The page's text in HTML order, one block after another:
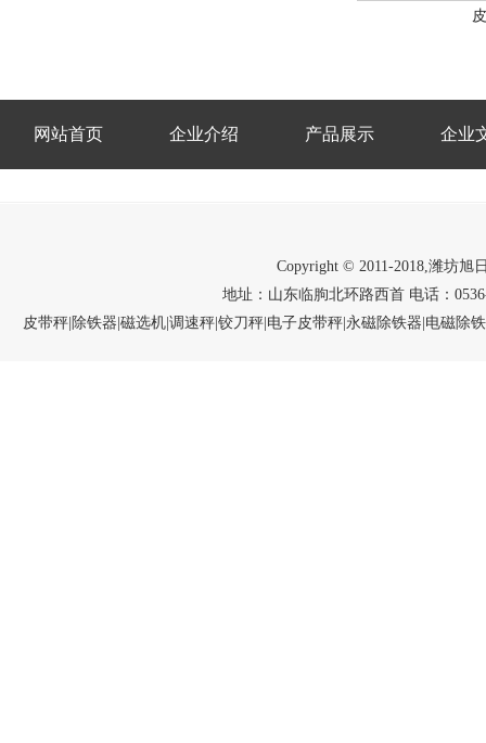
网站首页 企业介绍 产品展示 企业
Copyright © 2011-2018,潍坊旭
地址：山东临朐北环路西首 电话：
皮带秤|除铁器|磁选机|调速秤|铰刀秤|电子皮带秤|永磁除铁器|电磁